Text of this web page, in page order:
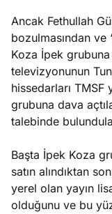
Ancak Fethullah
bozulmasından ve
Koza İpek
televizyonunun
hissedarları
grubuna dava
talebinde
Başta İpek Koza
satın alındıktan
yerel olan yayın
olduğunu ve bu